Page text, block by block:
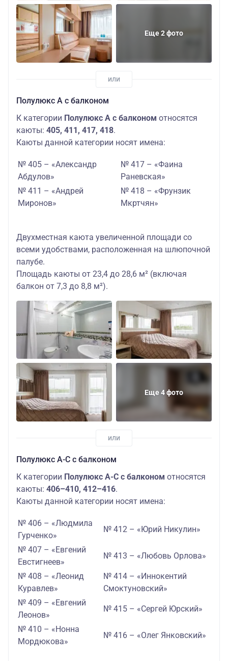
Еще 2 фото
Полулюкс А с балконом
К категории Полулюкс А с балконом относятся
каюты: 405, 411, 417, 418.
Каюты данной категории носят имена:
№ 405 – «Александр
Абдулов»
№ 417 – «Фаина
Раневская»
№ 411 – «Андрей
Миронов»
№ 418 – «Фрунзик
Мкртчян»
Двухместная каюта увеличенной площади со
всеми удобствами, расположенная на шлюпочной
палубе.
Площадь каюты от 23,4 до 28,6 м² (включая
балкон от 7,3 до 8,8 м²).
Еще 4 фото
Полулюкс А-С с балконом
К категории Полулюкс А-С с балконом относятся
каюты: 406–410, 412–416.
Каюты данной категории носят имена:
№ 406 – «Людмила
Гурченко»
№ 412 – «Юрий Никулин»
№ 407 – «Евгений
Евстигнеев»
№ 413 – «Любовь Орлова»
№ 408 – «Леонид
Куравлев»
№ 414 – «Иннокентий
Смоктуновский»
№ 409 – «Евгений
Леонов»
№ 415 – «Сергей Юрский»
№ 410 – «Нонна
Мордюкова»
№ 416 – «Олег Янковский»